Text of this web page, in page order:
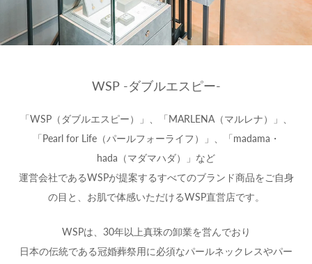
WSP -ダブルエスピー-
「WSP（ダブルエスピー）」、「MARLENA（マルレナ）」、
「Pearl for Life（パールフォーライフ）」、「madama・
hada（マダマハダ）」など
運営会社であるWSPが提案するすべてのブランド商品をご自身
の目と、お肌で体感いただけるWSP直営店です。
WSPは、30年以上真珠の卸業を営んでおり
日本の伝統である冠婚葬祭用に必須なパールネックレスやパー